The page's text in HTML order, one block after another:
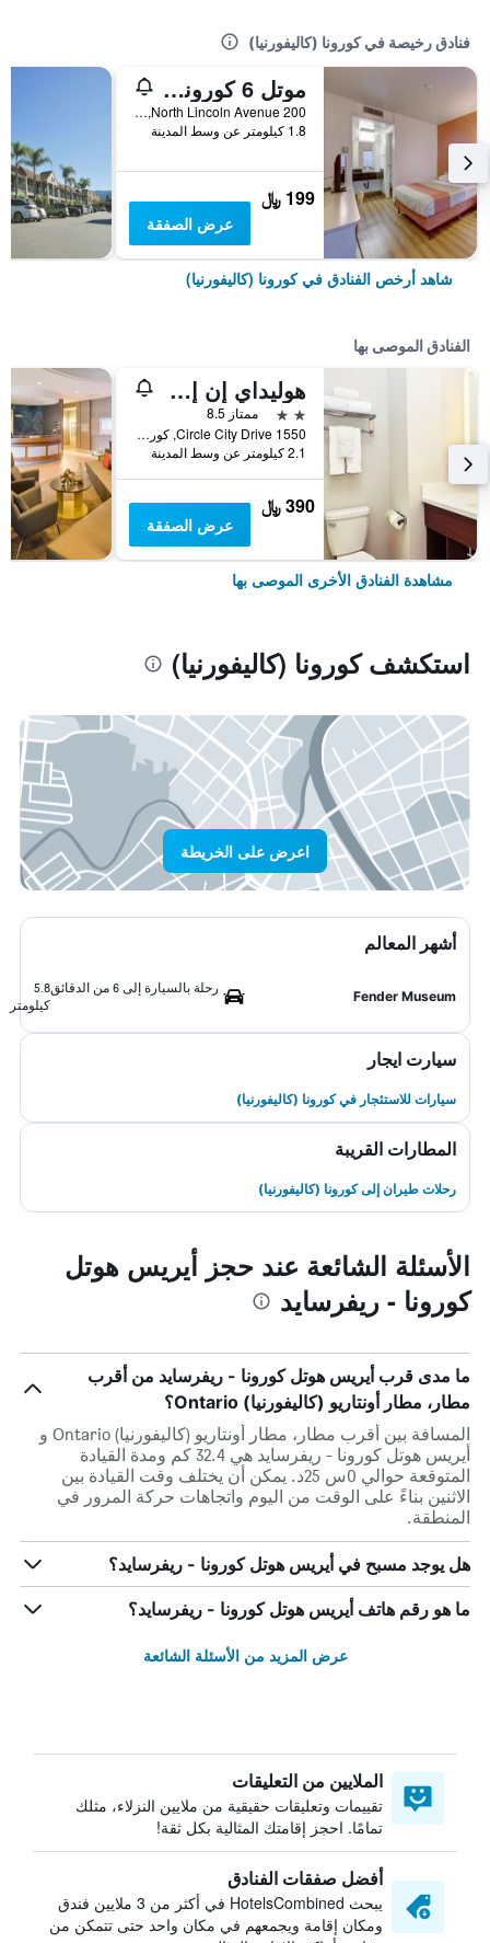
فنادق رخيصة في كورونا (كاليفورنيا)
موتل 6 كورونا، كاليفورنيا
200 North Lincoln Avenue, كورونا (كاليفورنيا), CA, الولايات المتحدة الأميريكية
1.8 كيلومتر عن وسط المدينة
199 ﷼
عرض الصفقة
شاهد أرخص الفنادق في كورونا (كاليفورنيا)
الفنادق الموصى بها
هوليداي إن إكسبرس آند سويتس كورون ا باي آيتش جي
2 نجمتين
ممتاز 8.5
1550 Circle City Drive, كورونا (كاليفورنيا), CA, الولايات المتحدة الأميريكية
2.1 كيلومتر عن وسط المدينة
390 ﷼
عرض الصفقة
مشاهدة الفنادق الأخرى الموصى بها
استكشف كورونا (كاليفورنيا)
اعرض على الخريطة
أشهر المعالم
Fender Museum
رحلة بالسيارة إلى 6 من الدقائق
5.8
كيلومتر
سيارت ايجار
سيارات للاستئجار في كورونا (كاليفورنيا)
المطارات القريبة
رحلات طيران إلى كورونا (كاليفورنيا)
الأسئلة الشائعة عند حجز أيريس هوتل
كورونا - ريفرسايد
ما مدى قرب أيريس هوتل كورونا - ريفرسايد من أقرب
مطار، مطار أونتاريو (كاليفورنيا) Ontario؟
المسافة بين أقرب مطار، مطار أونتاريو (كاليفورنيا) Ontario و
أيريس هوتل كورونا - ريفرسايد هي 32.4 كم ومدة القيادة
المتوقعة حوالي 0س 25د. يمكن أن يختلف وقت القيادة بين
الاثنين بناءً على الوقت من اليوم واتجاهات حركة المرور في
المنطقة.
هل يوجد مسبح في أيريس هوتل كورونا - ريفرسايد؟
ما هو رقم هاتف أيريس هوتل كورونا - ريفرسايد؟
عرض المزيد من الأسئلة الشائعة
الملايين من التعليقات
تقييمات وتعليقات حقيقية من ملايين النزلاء، مثلك
تمامًا. احجز إقامتك المثالية بكل ثقة!
أفضل صفقات الفنادق
يبحث HotelsCombined في أكثر من 3 ملايين فندق
ومكان إقامة ويجمعهم في مكان واحد حتى تتمكن من